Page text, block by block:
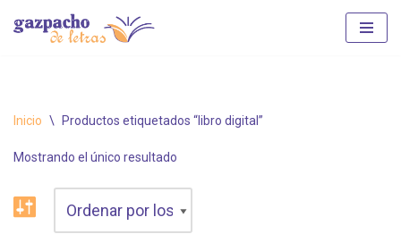
Inicio \ Productos etiquetados “libro digital”
Mostrando el único resultado